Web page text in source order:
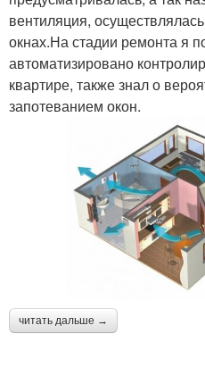
вентиляция,
окнах.На стадии ремонта я
автоматизировано
квартире, также знал о
запотеванием окон.
читать дальше →